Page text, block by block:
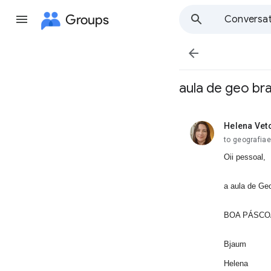
Groups

aula de geo
Helena
unread,
to
Oii pessoal,
a aula de
BOA
Bjaum
Helena